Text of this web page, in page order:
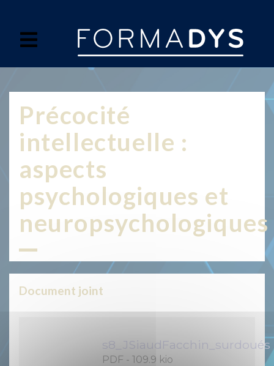
Précocité
intellectuelle :
aspects
psychologiques et
neuropsychologiques
Document joint
s8_JSiaudFacchin_surdoués
PDF - 109.9 kio